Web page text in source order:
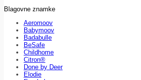
Blagovne znamke
Aeromoov
Babymoov
Badabulle
BeSafe
Childhome
Citron®
Done by Deer
Elodie